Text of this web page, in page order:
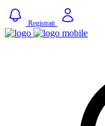
Registrati